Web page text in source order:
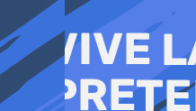
al
contenido